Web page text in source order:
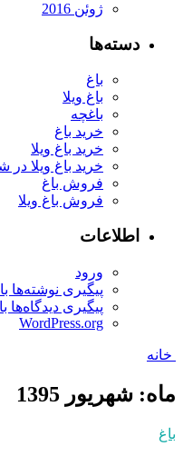
ژوئن 2016
دسته‌ها
باغ
باغ ویلا
باغچه
خرید باغ
خرید باغ ویلا
خرید باغ ویلا در
فروش باغ
فروش باغ ویلا
اطلاعات
ورود
پیگیری نوشته‌ها با
پیگیری دیدگاه‌ها با
WordPress.org
خانه
ماه: شهریور 1395
باغ